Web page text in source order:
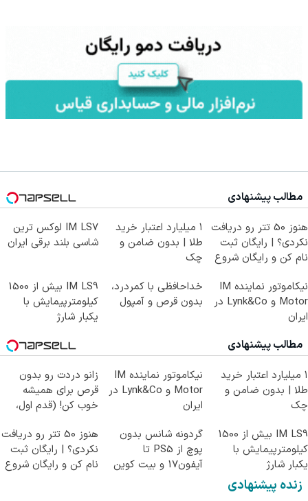
مطالب پیشنهادی
هنوز 50 تتر رو دریافت
نکردی؟ | رایگان ثبت
نام کن و رایگان شروع
۱ میلیارد اعتبار خرید
طلا | بدون ضامن و
چک
IM LS7 لوکس ترین
شاسی بلند برقی ایران
نیکاموتور نماینده IM
Motor و Lynk&Co در
ایران
خداحافظی با کمردرد،
بدون قرص و آمپول
IM LS9 بیش از 1500
کیلومترپیمایش با
یکبار شارژ
مطالب پیشنهادی
۱ میلیارد اعتبار خرید
طلا | بدون ضامن و
چک
نیکاموتور نماینده IM
Motor و Lynk&Co در
ایران
زانو دردت رو بدون
قرص برای همیشه
خوب کن! (قدم اول،
IM LS9 بیش از 1500
کیلومترپیمایش با
یکبار شارژ
گردونه شانس بدون
پوچ از PS5 تا
آیفون17 و بیت کوین
هنوز 50 تتر رو دریافت
نکردی؟ | رایگان ثبت
نام کن و رایگان شروع
زنده پیشنهادی